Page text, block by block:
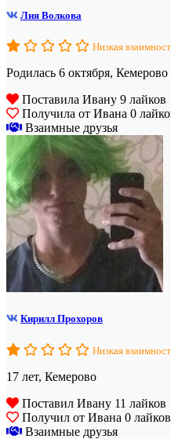
Лия Волкова
Низкая
Родилась 6 октября, Кемерово
Поставила Ивану 9 лайков
Получила от Ивана 0
Взаимные друзья
Кирилл Прохоров
Низкая
17 лет, Кемерово
Поставил Ивану 11 лайков
Получил от Ивана 0 лайков
Взаимные друзья